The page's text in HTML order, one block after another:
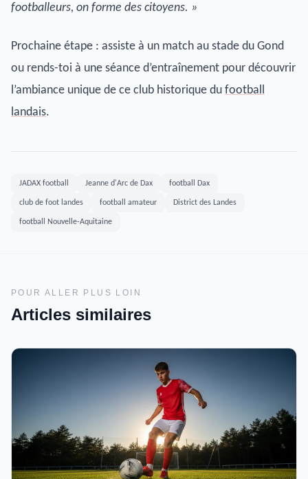
footballeurs, on forme des citoyens. »
Prochaine étape : assiste à un match au stade du Gond
ou rends-toi à une séance d’entraînement pour découvrir
l’ambiance unique de ce club historique du football
landais.
JADAX football Jeanne d'Arc de Dax football Dax
club de foot landes football amateur District des Landes
football Nouvelle-Aquitaine
POUR ALLER PLUS LOIN
Articles similaires